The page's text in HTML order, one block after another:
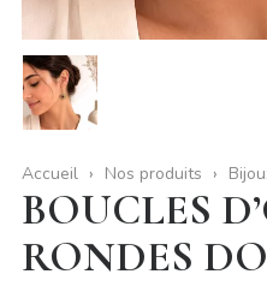
Accueil Nos produits
BOUCLES
RONDES